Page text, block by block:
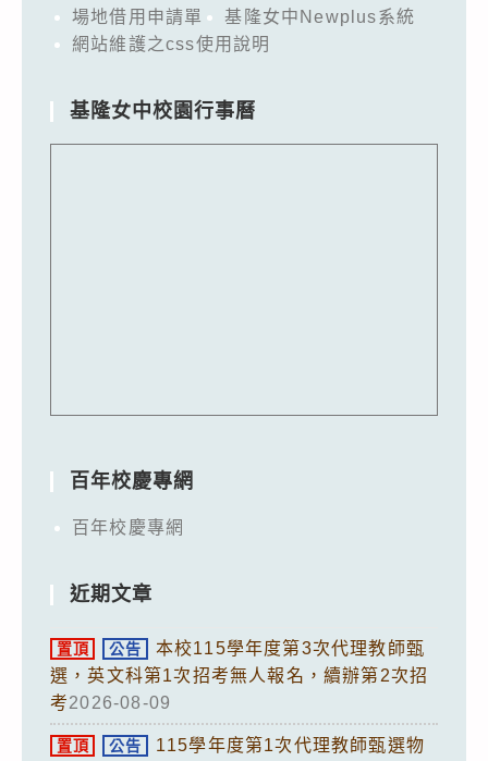
場地借用申請單
基隆女中Newplus系統
網站維護之css使用說明
基隆女中校園行事曆
百年校慶專網
百年校慶專網
近期文章
置頂 公告
本校115學年度第3次代理教師甄
選，英文科第1次招考無人報名，續辦第2次招
考2026-08-09
置頂 公告
115學年度第1次代理教師甄選物